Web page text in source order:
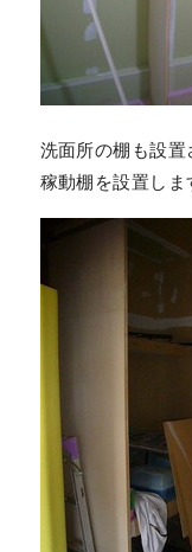
洗面所の棚も設置
稼動棚を設置しま